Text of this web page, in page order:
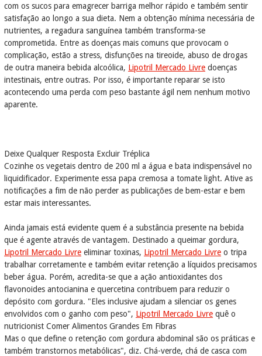
com os sucos para emagrecer barriga melhor rápido e também sentir
satisfação ao longo a sua dieta. Nem a obtenção mínima necessária de
nutrientes, a regadura sanguínea também transforma-se
comprometida. Entre as doenças mais comuns que provocam o
complicação, estão a stress, disfunções na tireoide, abuso de drogas
de outra maneira bebida alcoólica, Lipotril Mercado Livre doenças
intestinais, entre outras. Por isso, é importante reparar se isto
acontecendo uma perda com peso bastante ágil nem nenhum motivo
aparente.
Deixe Qualquer Resposta Excluir Tréplica
Cozinhe os vegetais dentro de 200 ml a água e bata indispensável no
liquidificador. Experimente essa papa cremosa a tomate light. Ative as
notificações a fim de não perder as publicações de bem-estar e bem
estar mais interessantes.
Ainda jamais está evidente quem é a substância presente na bebida
que é agente através de vantagem. Destinado a queimar gordura,
Lipotril Mercado Livre eliminar toxinas, Lipotril Mercado Livre o tripa
trabalhar corretamente e também evitar retenção a líquidos precisamos
beber água. Porém, acredita-se que a ação antioxidantes dos
flavonoides antocianina e quercetina contribuem para reduzir o
depósito com gordura. "Eles inclusive ajudam a silenciar os genes
envolvidos com o ganho com peso", Lipotril Mercado Livre quê o
nutricionist Comer Alimentos Grandes Em Fibras
Mas o que define o retenção com gordura abdominal são os práticas e
também transtornos metabólicas", diz. Chá-verde, chá de casca com